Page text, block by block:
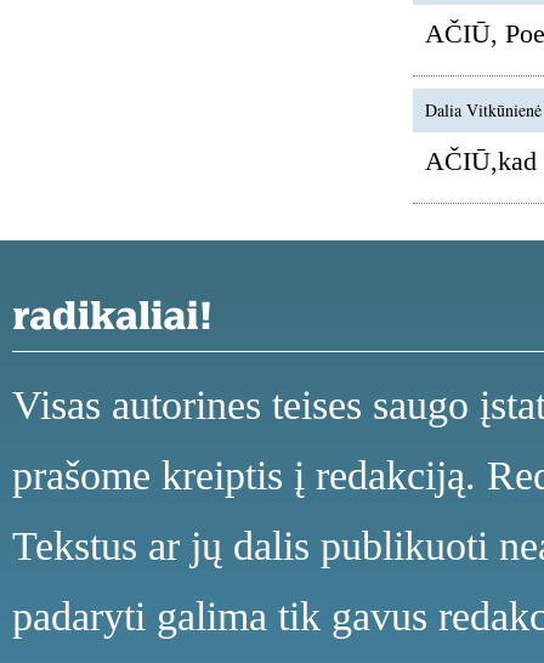
AČIŪ,
Dalia Vitkūnienė
AČIŪ,kad
Visas autorines teises saugo
prašome kreiptis į redakciją.
Tekstus ar jų dalis publikuoti
padaryti galima tik gavus